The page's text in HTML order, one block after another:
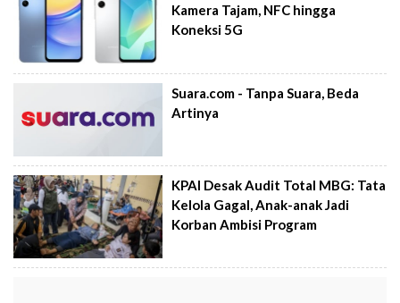
Kamera Tajam, NFC hingga
Koneksi 5G
Suara.com - Tanpa Suara, Beda
Artinya
KPAI Desak Audit Total MBG: Tata
Kelola Gagal, Anak-anak Jadi
Korban Ambisi Program